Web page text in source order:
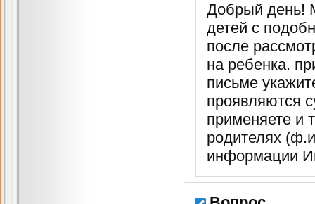
Добрый день!
детей с
после
на ребенка.
письме
проявляются
применяете и
родителях
информации